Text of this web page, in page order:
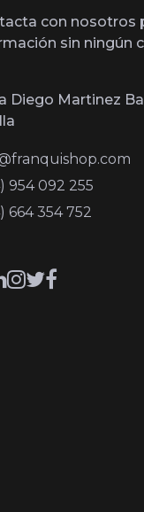
con nosotros
sin ningún
Diego Martinez
954 092 255
664 354 752